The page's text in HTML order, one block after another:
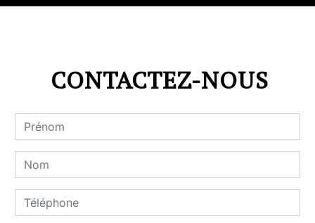
CONTACTEZ-NOUS